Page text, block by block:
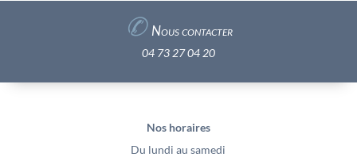
✆ Nous contacter
04 73 27 04 20
Nos horaires
Du lundi au samedi